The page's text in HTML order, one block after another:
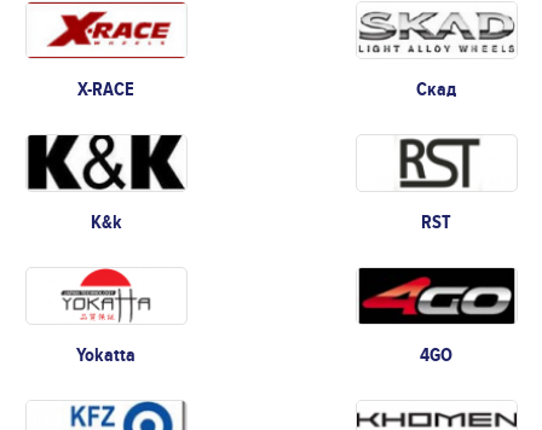
X-RACE Скад
K&k RST
Yokatta 4GO